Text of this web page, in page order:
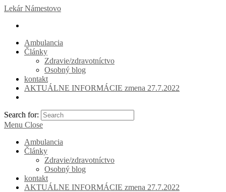
Lekár Námestovo
Ambulancia
Články
Zdravie/zdravotníctvo
Osobný blog
kontakt
AKTUÁLNE INFORMÁCIE zmena 27.7.2022
Search for:
Menu Close
Ambulancia
Články
Zdravie/zdravotníctvo
Osobný blog
kontakt
AKTUÁLNE INFORMÁCIE zmena 27.7.2022